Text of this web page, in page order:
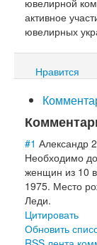
ювелирной
активное
ювелирных
Нравится
#1 Александр
Необходимо
женщин из 10
1975. Место
Леди.
Цитировать
Обновить